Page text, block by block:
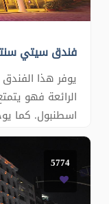
يوفر هذا
الرائعة فهو
اسطنبول. كما
للنزلاء
أوالاستمتاع
تخزين حقائ
5774